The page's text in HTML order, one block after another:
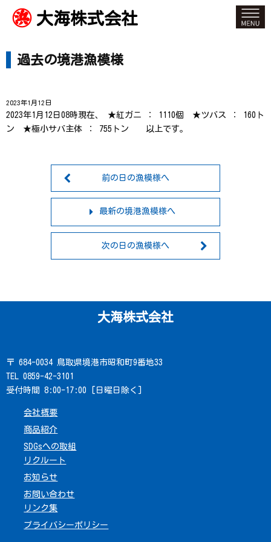
大海株式会社
過去の境港漁模様
2023年1月12日
2023年1月12日08時現在、 ★紅ガニ ： 1110個 ★ツバス ： 160ト
ン ★極小サバ主体 ： 755トン 以上です。
前の日の漁模様へ
最新の境港漁模様へ
次の日の漁模様へ
大海株式会社
〒 684-0034 鳥取県境港市昭和町9番地33
TEL 0859-42-3101
受付時間 8:00-17:00 [日曜日除く]
会社概要
商品紹介
SDGsへの取組
リクルート
お知らせ
お問い合わせ
リンク集
プライバシーポリシー